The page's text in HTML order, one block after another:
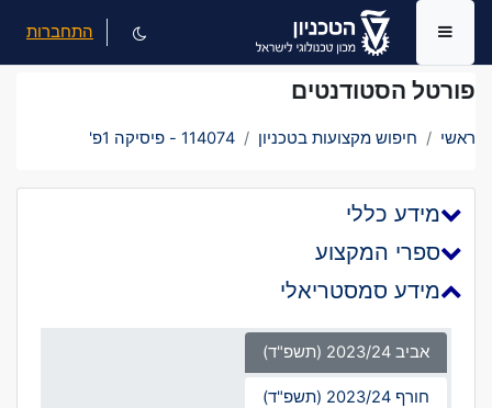
דילוג לתוכן הראשי
פורטל הסטודנטים
ראשי חיפוש מקצועות בטכניון 114074 - פיסיקה 1פ'
מידע כללי
ספרי המקצוע
מידע סמסטריאלי
אביב 2023/24 (תשפ"ד)
חורף 2023/24 (תשפ"ד)
חלון סקירה צדדי התחברות